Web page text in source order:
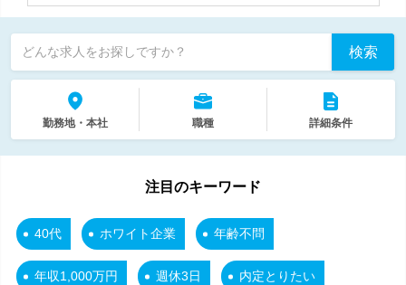
どんな求人をお探しですか？ 検索
勤務地・本社 職種 詳細条件
注目のキーワード
40代 ホワイト企業 年齢不問
年収1,000万円 週休3日 内定とりたい